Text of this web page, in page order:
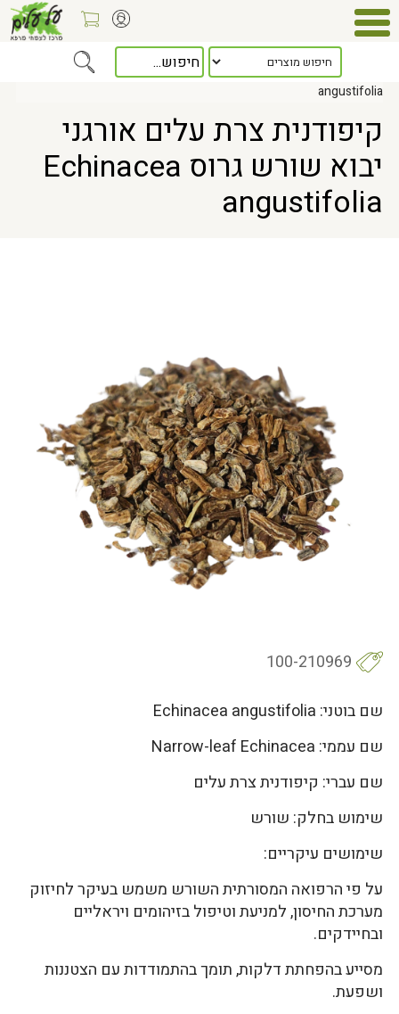
> קיפודנית צרת עלים אורגני יבוא שורש גרוס Echinacea
angustifolia
קיפודנית צרת עלים אורגני
יבוא שורש גרוס Echinacea
angustifolia
100-210969
שם בוטני: Echinacea angustifolia
שם עממי: Narrow-leaf Echinacea
שם עברי: קיפודנית צרת עלים
שימוש בחלק: שורש
שימושים עיקריים:
על פי הרפואה המסורתית השורש משמש בעיקר לחיזוק
מערכת החיסון, למניעת וטיפול בזיהומים ויראליים
ובחיידקים.
מסייע בהפחתת דלקות, תומך בהתמודדות עם הצטננות
ושפעת.